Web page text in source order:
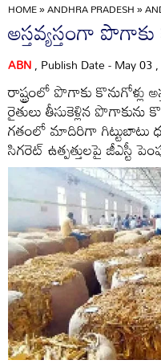
HOME»ANDHRA PRADESH»
అస్తవ్యస్తంగా పొగాకు
ABN, Publish Date - May 03
రాష్ట్రంలో పొగాకు కొనుగోళ్లు
రైతులు తీసుకెళ్లిన
గతంలో మాదిరిగా గిట్టుబాటు ధర
సిగరెట్‌ ఉత్పత్తులపై జీఎస్టీ